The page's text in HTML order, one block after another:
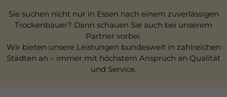
Sie suchen nicht nur in Essen nach einem zuverlässigen
Trockenbauer? Dann schauen Sie auch bei unserem
Partner vorbei.
Wir bieten unsere Leistungen bundesweit in zahlreichen
Städten an – immer mit höchstem Anspruch an Qualität
und Service.